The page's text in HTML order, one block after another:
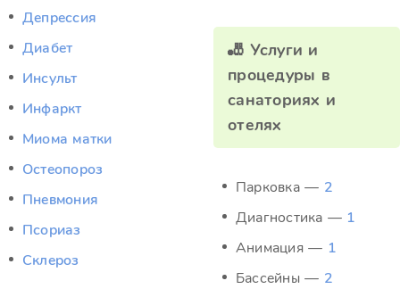
Депрессия
Диабет
Инсульт
Инфаркт
Миома матки
Остеопороз
Пневмония
Псориаз
Склероз
🎳 Услуги и
процедуры в
санаториях и
отелях
Парковка — 2
Диагностика — 1
Анимация — 1
Бассейны — 2